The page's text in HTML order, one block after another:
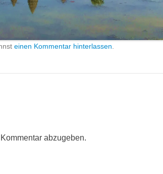
einen Kommentar hinterlassen
abzugeben.